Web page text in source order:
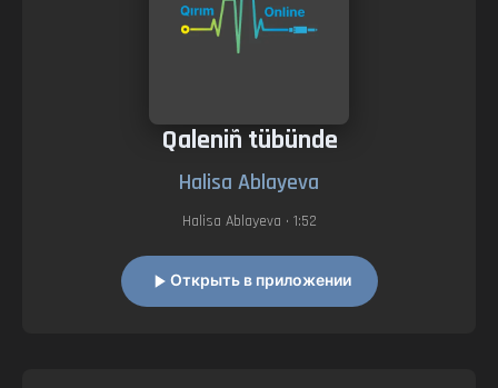
Qaleniñ tübünde
Halisa Ablayeva
Halisa Ablayeva • 1:52
Открыть в приложении